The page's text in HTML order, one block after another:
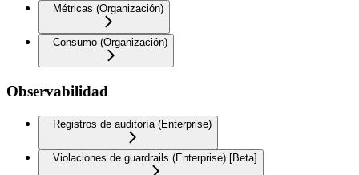
Métricas (Organización)
Consumo (Organización)
Observabilidad
Registros de auditoría (Enterprise)
Violaciones de guardrails (Enterprise) [Beta]